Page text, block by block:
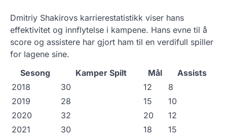
Dmitriy Shakirovs karrierestatistikk viser hans
effektivitet og innflytelse i kampene. Hans evne til å
score og assistere har gjort ham til en verdifull spiller
for lagene sine.
Sesong
Kamper Spilt Mål
Assists
2018
30 12
8
2019
28 15
10
2020
32 20
12
2021
30 18 15